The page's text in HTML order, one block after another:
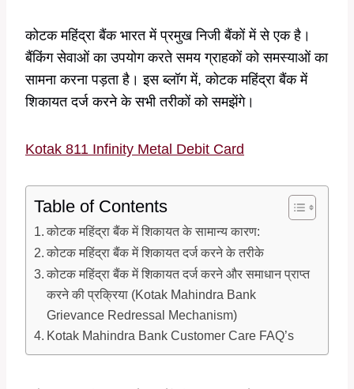
कोटक महिंद्रा बैंक भारत में प्रमुख निजी बैंकों में से एक है।
बैंकिंग सेवाओं का उपयोग करते समय ग्राहकों को समस्याओं का
सामना करना पड़ता है। इस ब्लॉग में, कोटक महिंद्रा बैंक में
शिकायत दर्ज करने के सभी तरीकों को समझेंगे।
Kotak 811 Infinity Metal Debit Card
Table of Contents
कोटक महिंद्रा बैंक में शिकायत के सामान्य कारण:
कोटक महिंद्रा बैंक में शिकायत दर्ज करने के तरीके
कोटक महिंद्रा बैंक में शिकायत दर्ज करने और समाधान प्राप्त
करने की प्रक्रिया (Kotak Mahindra Bank
Grievance Redressal Mechanism)
Kotak Mahindra Bank Customer Care FAQ’s